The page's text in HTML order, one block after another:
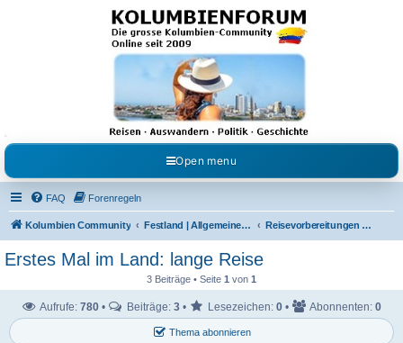
Kolumbienforum - Das
grosse Forum der
Freunde Kolumbiens
Reisen, Auswandern, Kultur, Politik, Geschichte und Visum in Kolumbien und Venezuela.
Austausch, Erfahrungen und Gemeinschaft im Kolumbienforum
Open menu
FAQ Forenregeln
Kolumbien Community Festland | Allgemeine Fragen Reisevorbereitungen & Reiseerfahrungen
Erstes Mal im Land: lange Reise
3 Beiträge • Seite 1 von 1
Thema abonnieren
Aufrufe: 780 • Beiträge: 3 • Lesezeichen: 0 • Abonnenten: 0